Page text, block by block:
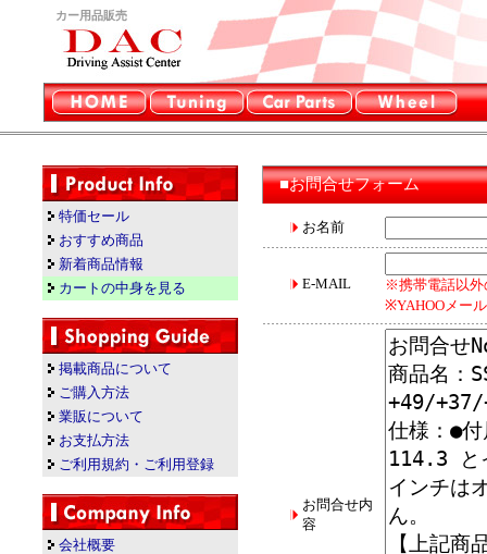
カー用品販売
特価セール
おすすめ商品
新着商品情報
カートの中身を見る
掲載商品について
ご購入方法
業販について
お支払方法
ご利用規約・ご利用登録
会社概要
■お問合せフォーム
お名前
E-MAIL
※携帯電話以外
※YAHOOメー
お問合せ内
容